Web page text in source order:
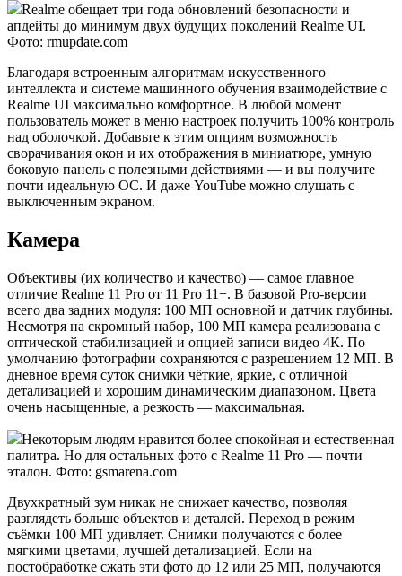
Realme обещает три года обновлений безопасности и
апдейты до минимум двух будущих поколений Realme UI.
Фото: rmupdate.com
Благодаря встроенным алгоритмам искусственного
интеллекта и системе машинного обучения взаимодействие с
Realme UI максимально комфортное. В любой момент
пользователь может в меню настроек получить 100% контроль
над оболочкой. Добавьте к этим опциям возможность
сворачивания окон и их отображения в миниатюре, умную
боковую панель с полезными действиями — и вы получите
почти идеальную ОС. И даже YouTube можно слушать с
выключенным экраном.
Камера
Объективы (их количество и качество) — самое главное
отличие Realme 11 Pro от 11 Pro 11+. В базовой Pro-версии
всего два задних модуля: 100 МП основной и датчик глубины.
Несмотря на скромный набор, 100 МП камера реализована с
оптической стабилизацией и опцией записи видео 4К. По
умолчанию фотографии сохраняются с разрешением 12 МП. В
дневное время суток снимки чёткие, яркие, с отличной
детализацией и хорошим динамическим диапазоном. Цвета
очень насыщенные, а резкость — максимальная.
Некоторым людям нравится более спокойная и естественная
палитра. Но для остальных фото с Realme 11 Pro — почти
эталон. Фото: gsmarena.com
Двухкратный зум никак не снижает качество, позволяя
разглядеть больше объектов и деталей. Переход в режим
съёмки 100 МП удивляет. Снимки получаются с более
мягкими цветами, лучшей детализацией. Если на
постобработке сжать эти фото до 12 или 25 МП, получаются